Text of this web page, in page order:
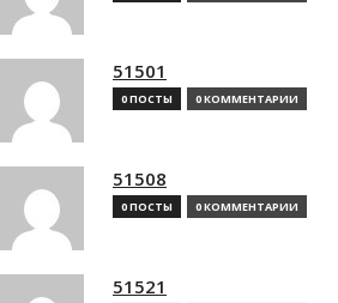
51501
0 ПОСТЫ 0 КОММЕНТАРИИ
51508
0 ПОСТЫ 0 КОММЕНТАРИИ
51521